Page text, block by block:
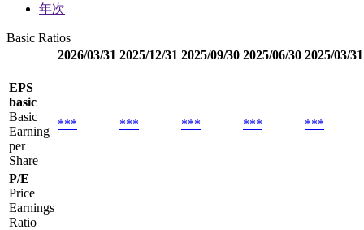
年次
Basic Ratios
2026/03/31 2025/12/31 2025/09/30 2025/06/30 2025/03/31
EPS
basic
Basic
Earning
per
Share
*** *** *** *** ***
P/E
Price
Earnings
Ratio